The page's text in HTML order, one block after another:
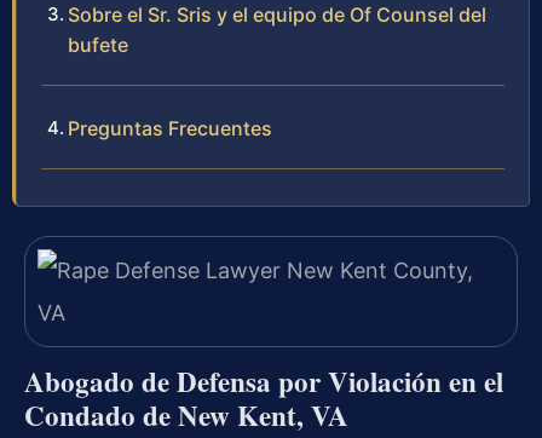
Sobre el Sr. Sris y el equipo de Of Counsel del
bufete
Preguntas Frecuentes
Abogado de Defensa por Violación en el
Condado de New Kent, VA